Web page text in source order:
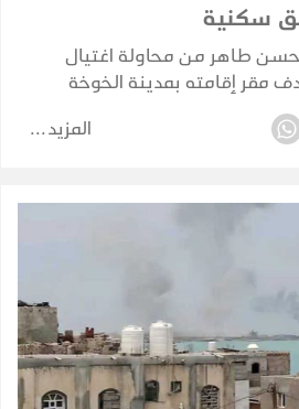
سكنية
طاهر من محاولة اغتيال
مقر إقامته بمدينة الخوخة
المزيد